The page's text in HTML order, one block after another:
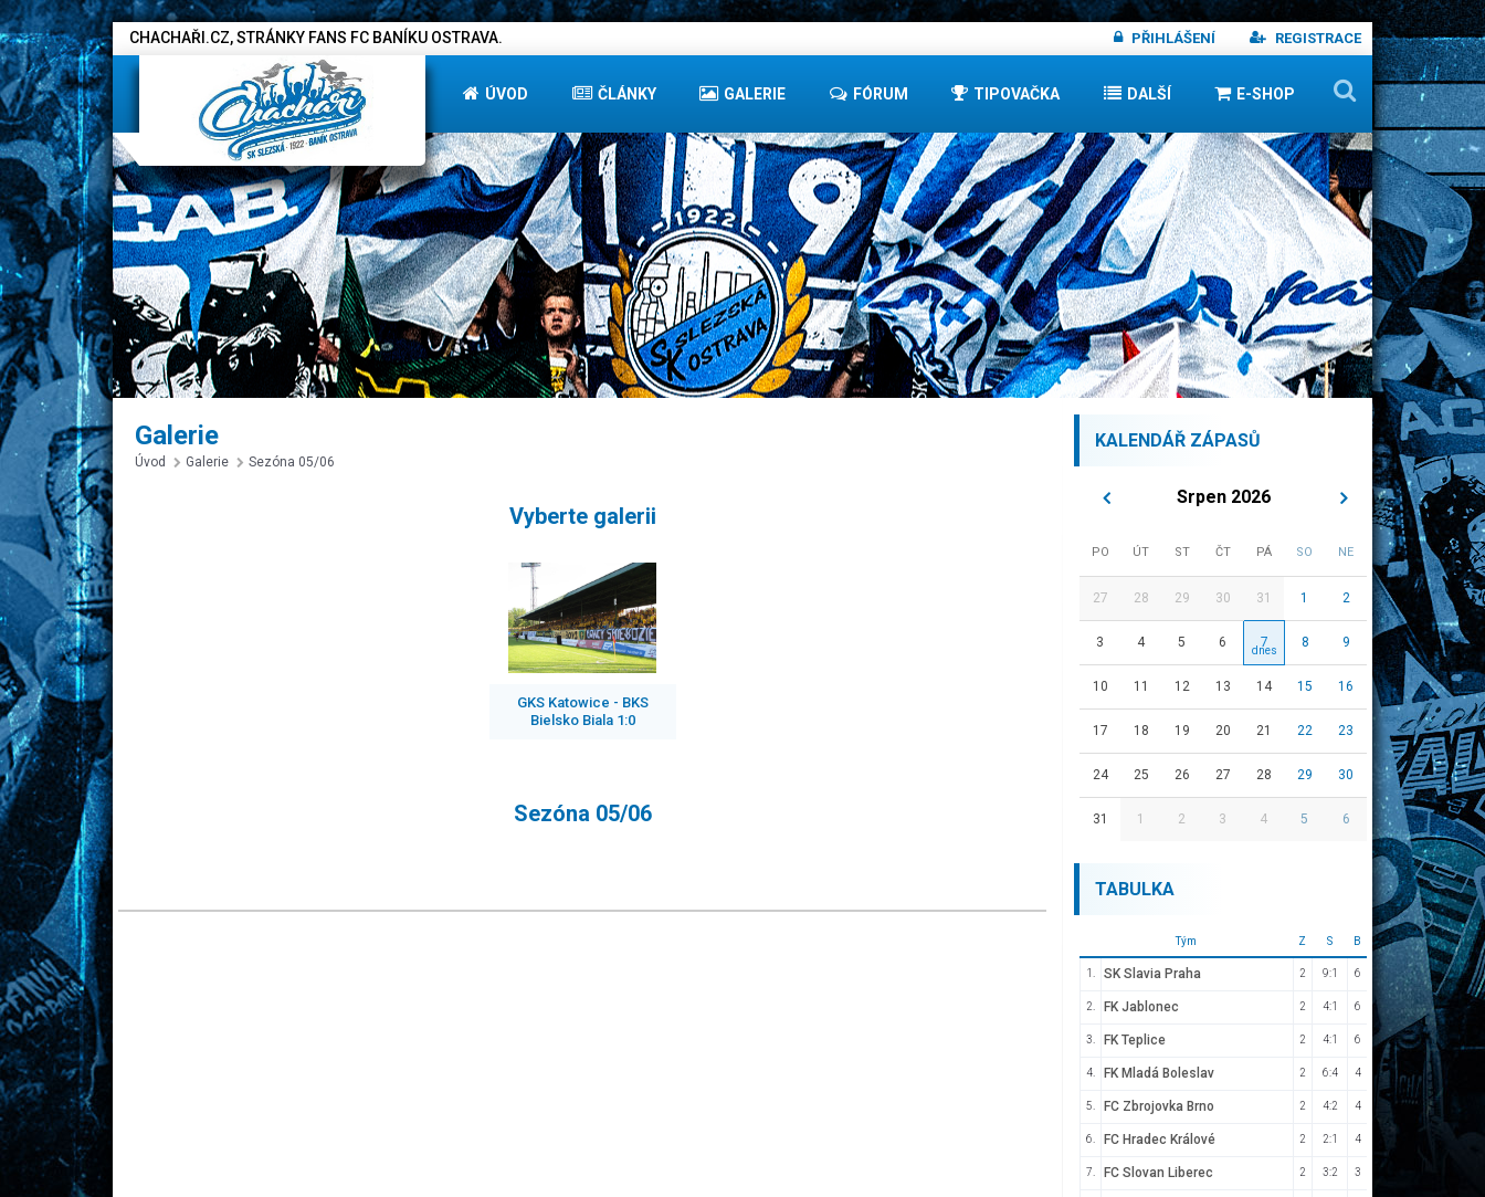
CHACHAŘI.CZ, STRÁNKY FANS FC BANÍKU OSTRAVA. PŘIHLÁŠENÍ REGISTRACE
ÚVOD ČLÁNKY GALERIE FÓRUM TIPOVAČKA DALŠÍ E-SHOP
Galerie
Úvod Galerie Sezóna 05/06
Vyberte galerii
GKS Katowice - BKS
Bielsko Biala 1:0
Sezóna 05/06
KALENDÁŘ ZÁPASŮ
Srpen 2026
PO ÚT ST ČT PÁ SO NE
27 28 29 30 31 1 2
3 4 5 6 7 8 9
10 11 12 13 14 15 16
17 18 19 20 21 22 23
24 25 26 27 28 29 30
31 1 2 3 4 5 6
TABULKA
Tým Z S B
1. SK Slavia Praha 2 9:1 6
2. FK Jablonec 2 4:1 6
3. FK Teplice 2 4:1 6
4. FK Mladá Boleslav 2 6:4 4
5. FC Zbrojovka Brno 2 4:2 4
6. FC Hradec Králové 2 2:1 4
7. FC Slovan Liberec 2 3:2 3